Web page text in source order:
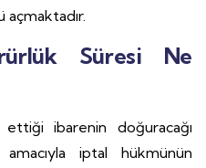
Süresi Ne
ibarenin doğuracağı
iptal hükmünün